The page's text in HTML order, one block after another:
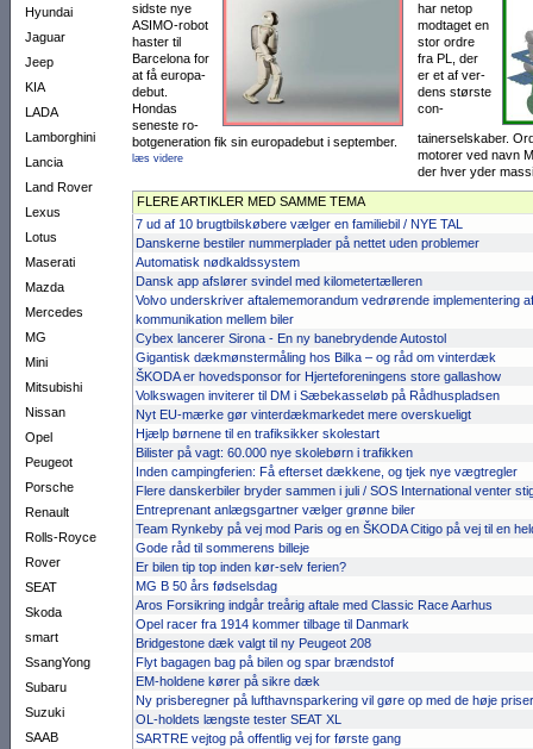
Hyundai
Jaguar
Jeep
KIA
LADA
Lamborghini
Lancia
Land Rover
Lexus
Lotus
Maserati
Mazda
Mercedes
MG
Mini
Mitsubishi
Nissan
Opel
Peugeot
Porsche
Renault
Rolls-Royce
Rover
SEAT
Skoda
smart
SsangYong
Subaru
Suzuki
SAAB
sidste nye
ASIMO-robot
ha­ster til
Barcelona for
at få eu­ro­pa­
debut.
Hondas
sene­ste ro­
bot­genera­tion fik sin eu­ropa­debut i sep­tem­ber.
læs videre
har net­op
modtaget en
stor ordre
fra PL, der
er et af ver­
dens stør­ste
con­­
tainerselskaber.
motorer ved navn
der hver yder
FLERE ARTIKLER MED SAMME TEMA
7 ud af 10 brugtbilskøbere vælger en familiebil / NYE TAL
Danskerne bestiler nummerplader på nettet uden problemer
Automatisk nødkaldssystem
Dansk app afslører svindel med kilometertælleren
Volvo underskriver aftalememorandum vedrørende implementering af
kommunikation mellem biler
Cybex lancerer Sirona - En ny banebrydende Autostol
Gigantisk dækmønstermåling hos Bilka – og råd om vinterdæk
ŠKODA er hovedsponsor for Hjerteforeningens store gallashow
Volkswagen inviterer til DM i Sæbekasseløb på Rådhuspladsen
Nyt EU-mærke gør vinterdækmarkedet mere overskueligt
Hjælp børnene til en trafiksikker skolestart
Bilister på vagt: 60.000 nye skolebørn i trafikken
Inden campingferien: Få efterset dækkene, og tjek nye vægtregler
Flere danskerbiler bryder sammen i juli / SOS International venter
Entreprenant anlægsgartner vælger grønne biler
Team Rynkeby på vej mod Paris og en ŠKODA Citigo på vej til en
Gode råd til sommerens billeje
Er bilen tip top inden kør-selv ferien?
MG B 50 års fødselsdag
Aros Forsikring indgår treårig aftale med Classic Race Aarhus
Opel racer fra 1914 kommer tilbage til Danmark
Bridgestone dæk valgt til ny Peugeot 208
Flyt bagagen bag på bilen og spar brændstof
EM-holdene kører på sikre dæk
Ny prisberegner på lufthavnsparkering vil gøre op med de høje priser
OL-holdets længste tester SEAT XL
SARTRE vejtog på offentlig vej for første gang